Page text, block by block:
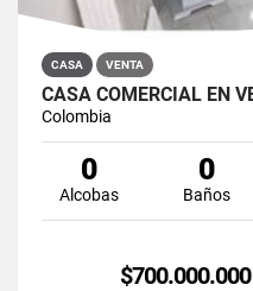
CASA VENTA
Colombia
0
Alcobas
0
Baños
$700.000.000